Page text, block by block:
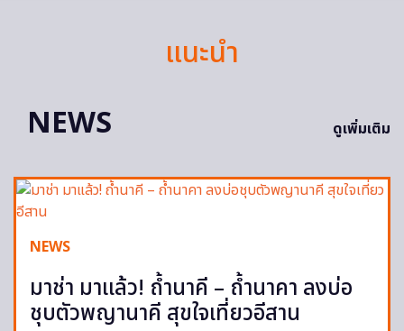
แนะนำ
NEWS
ดูเพิ่มเติม
NEWS
มาช่า มาแล้ว! ถ้ำนาคี – ถ้ำนาคา ลงบ่อ
ชุบตัวพญานาคี สุขใจเที่ยวอีสาน